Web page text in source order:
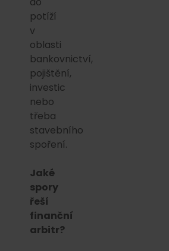
potíží
v
oblasti
bankovnictví,
pojištění,
investic
nebo
třeba
stavebního
spoření.
Jaké
spory
řeší
finanční
arbitr?